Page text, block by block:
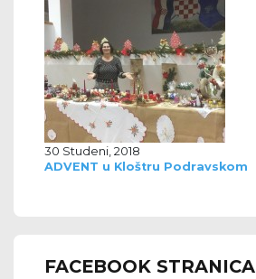
30 Studeni, 2018
ADVENT u Kloštru Podravskom
FACEBOOK STRANICA